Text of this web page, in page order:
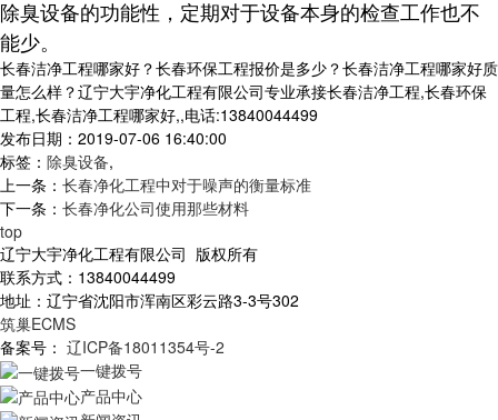
除臭设备的功能性，定期对于设备本身的检查工作也不
能少。
长春洁净工程哪家好？长春环保工程报价是多少？长春洁净工程哪家好质
量怎么样？辽宁大宇净化工程有限公司专业承接长春洁净工程,长春环保
工程,长春洁净工程哪家好,,电话:13840044499
发布日期：2019-07-06 16:40:00
标签： 除臭设备,
上一条： 长春净化工程中对于噪声的衡量标准
下一条： 长春净化公司使用那些材料
top
辽宁大宇净化工程有限公司 版权所有
联系方式：13840044499
地址：辽宁省沈阳市浑南区彩云路3-3号302
筑巢ECMS
备案号： 辽ICP备18011354号-2
一键拨号
产品中心